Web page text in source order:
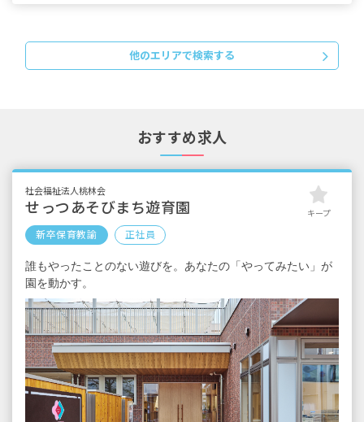
※雇用期間6カ月間／契約更新あり
他のエリアで検索する
おすすめ求人
社会福祉法人桃林会
せっつあそびまち遊育園
新卒保育教諭 正社員
キープ
誰もやったことのない遊びを。あなたの「やってみたい」が
園を動かす。